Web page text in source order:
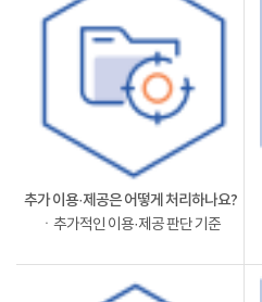
추가 이용·제공은 어떻게 처리하나요?
ㆍ추가적인 이용·제공 판단 기준